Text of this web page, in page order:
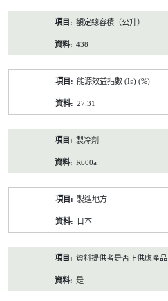
額定總容積（公升）
438
能源效益指數 (Iε) (%)
27.31
製冷劑
R600a
製造地方
日本
資料提供者是否正供應產品
是